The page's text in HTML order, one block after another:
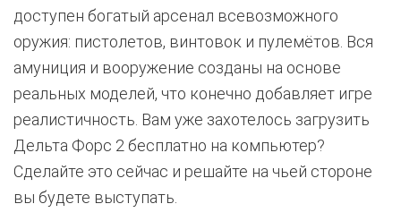
доступен богатый арсенал всевозможного
оружия: пистолетов, винтовок и пулемётов. Вся
амуниция и вооружение созданы на основе
реальных моделей, что конечно добавляет игре
реалистичность. Вам уже захотелось загрузить
Дельта Форс 2 бесплатно на компьютер?
Сделайте это сейчас и решайте на чьей стороне
вы будете выступать.